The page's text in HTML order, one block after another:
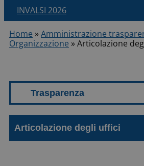
INVALSI 2026
Home »Amministrazione
Organizzazione »Articolazione
Articolazione degli uffici